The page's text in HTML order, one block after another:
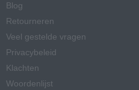
Blog
Retourneren
Veel gestelde vragen
Privacybeleid
Klachten
Woordenlijst